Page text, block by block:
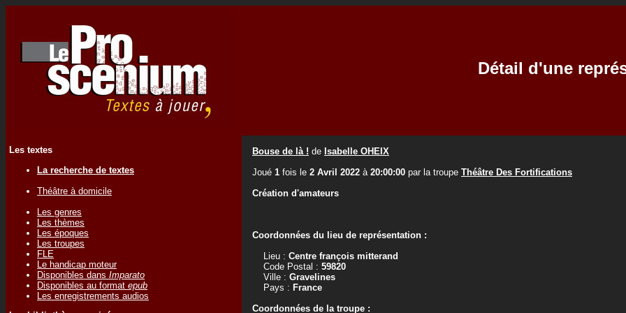
Détail d'une
Les textes
La recherche de textes
Théâtre à domicile
Les genres
Les thèmes
Les époques
Les troupes
FLE
Le handicap moteur
Disponibles dans Imparato
Disponibles au format epub
Les enregistrements audios
Bouse de là ! de Isabelle OHEIX
Joué 1 fois le 2 Avril 2022 à 20:00:00 par la troupe Théâtre Des Fortifications
Création d'amateurs
Coordonnées du lieu de représentation :
Lieu : Centre françois mitterand
Code Postal : 59820
Ville : Gravelines
Pays : France
Coordonnées de la troupe :